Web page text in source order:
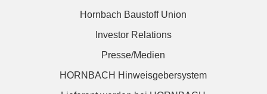
Hornbach Baustoff Union
Investor Relations
Presse/Medien
HORNBACH Hinweisgebersystem